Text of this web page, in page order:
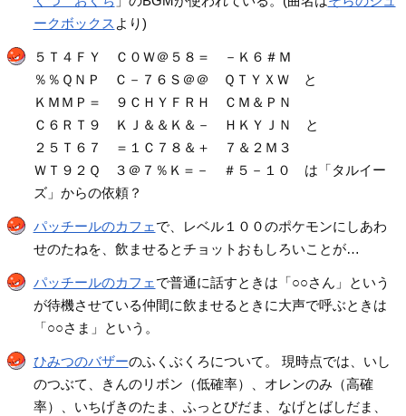
ークボックス より)
５Ｔ４ＦＹ Ｃ０Ｗ＠５８＝ －Ｋ６＃Ｍ
％％ＱＮＰ Ｃ－７６Ｓ＠＠ ＱＴＹＸＷ と
ＫＭＭＰ＝ ９ＣＨＹＦＲＨ ＣＭ＆ＰＮ
Ｃ６ＲＴ９ ＫＪ＆＆Ｋ＆－ ＨＫＹＪＮ と
２５Ｔ６７ ＝１Ｃ７８＆＋ ７＆２Ｍ３
ＷＴ９２Ｑ ３＠７％Ｋ＝－ ＃５－１０ は「タルイー
ズ」からの依頼？
パッチールのカフェ で、レベル１００のポケモンにしあわ
せのたねを、飲ませるとチョットおもしろいことが…
パッチールのカフェ で普通に話すときは「○○さん」という
が待機させている仲間に飲ませるときに大声で呼ぶときは
「○○さま」という。
ひみつのバザーのふくぶくろについて。 現時点では、いし
のつぶて、きんのリボン（低確率）、オレンのみ（高確
率）、いちげきのたま、ふっとびだま、なげとばしだま、